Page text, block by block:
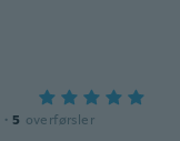
· 5 overførsler